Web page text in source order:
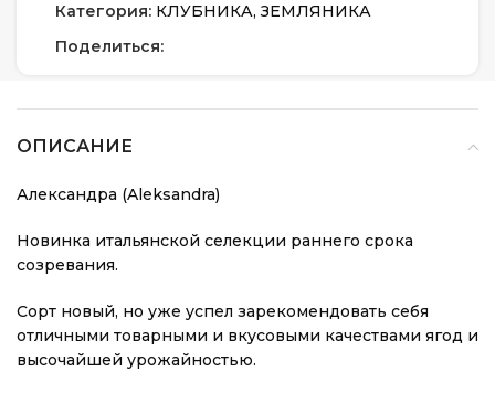
Категория: КЛУБНИКА, ЗЕМЛЯНИКА
Поделиться:
ОПИСАНИЕ
Александра (Aleksandra)
Новинка итальянской селекции раннего срока
созревания.
Сорт новый, но уже успел зарекомендовать себя
отличными товарными и вкусовыми качествами ягод и
высочайшей урожайностью.